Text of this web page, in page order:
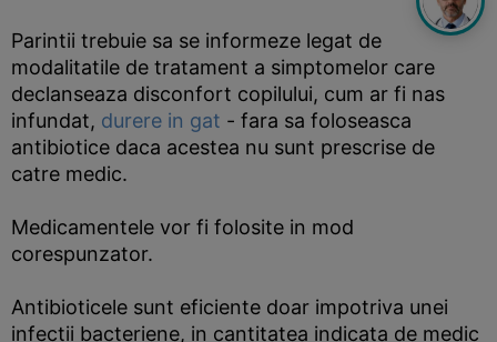
Parintii trebuie sa se informeze legat de
modalitatile de tratament a simptomelor care
declanseaza disconfort copilului, cum ar fi nas
infundat, durere in gat - fara sa foloseasca
antibiotice daca acestea nu sunt prescrise de
catre medic.
Medicamentele vor fi folosite in mod
corespunzator.
Antibioticele sunt eficiente doar impotriva unei
infectii bacteriene, in cantitatea indicata de medic